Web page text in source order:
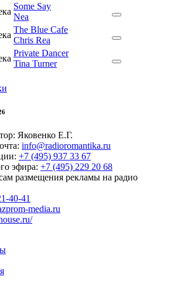
Some Say
Nea
The Blue Cafe
Chris Rea
Private Dancer
Tina Turner
Яковенко Е.Г.
info@radioromantika.ru
+7 (495) 937 33 67
эфира: +7 (495) 229 20 68
размещения рекламы на радио
40-41
media.ru